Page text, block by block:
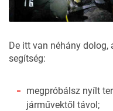
De itt van néhány dolog,
segítség:
megpróbálsz nyílt
járművektől távol;